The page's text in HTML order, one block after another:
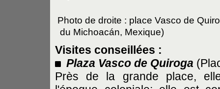
Photo de droite : place Vasco de
du Michoacán, Mexique)
Visites conseillées :
Plaza Vasco de Quiroga
Près de la grande place,